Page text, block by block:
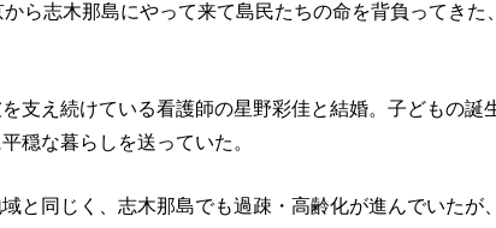
ら志木那島にやって来て島民たちの命を背負ってきた
支え続けている看護師の星野彩佳と結婚。子どもの誕
穏な暮らしを送っていた。
と同じく、志木那島でも過疎・高齢化が進んでいたが